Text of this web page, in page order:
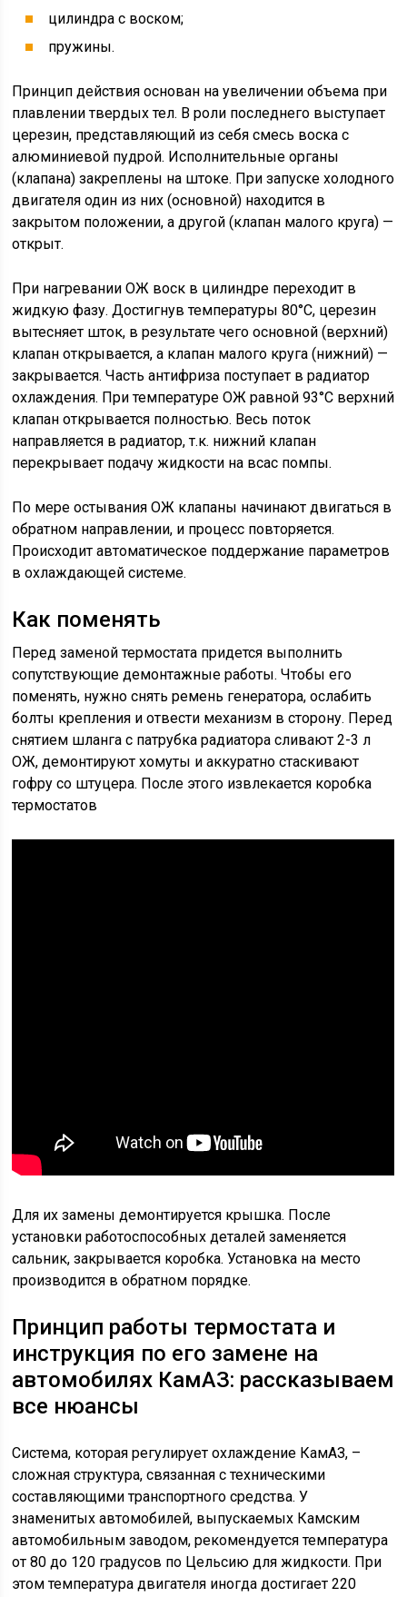
цилиндра с воском;
пружины.
Принцип действия основан на увеличении объема при
плавлении твердых тел. В роли последнего выступает
церезин, представляющий из себя смесь воска с
алюминиевой пудрой. Исполнительные органы
(клапана) закреплены на штоке. При запуске холодного
двигателя один из них (основной) находится в
закрытом положении, а другой (клапан малого круга) —
открыт.
При нагревании ОЖ воск в цилиндре переходит в
жидкую фазу. Достигнув температуры 80°С, церезин
вытесняет шток, в результате чего основной (верхний)
клапан открывается, а клапан малого круга (нижний) —
закрывается. Часть антифриза поступает в радиатор
охлаждения. При температуре ОЖ равной 93°С верхний
клапан открывается полностью. Весь поток
направляется в радиатор, т.к. нижний клапан
перекрывает подачу жидкости на всас помпы.
По мере остывания ОЖ клапаны начинают двигаться в
обратном направлении, и процесс повторяется.
Происходит автоматическое поддержание параметров
в охлаждающей системе.
Как поменять
Перед заменой термостата придется выполнить
сопутствующие демонтажные работы. Чтобы его
поменять, нужно снять ремень генератора, ослабить
болты крепления и отвести механизм в сторону. Перед
снятием шланга с патрубка радиатора сливают 2-3 л
ОЖ, демонтируют хомуты и аккуратно стаскивают
гофру со штуцера. После этого извлекается коробка
термостатов
Для их замены демонтируется крышка. После
установки работоспособных деталей заменяется
сальник, закрывается коробка. Установка на место
производится в обратном порядке.
Принцип работы термостата и
инструкция по его замене на
автомобилях КамАЗ: рассказываем
все нюансы
Система, которая регулирует охлаждение КамАЗ, –
сложная структура, связанная с техническими
составляющими транспортного средства. У
знаменитых автомобилей, выпускаемых Камским
автомобильным заводом, рекомендуется температура
от 80 до 120 градусов по Цельсию для жидкости. При
этом температура двигателя иногда достигает 220